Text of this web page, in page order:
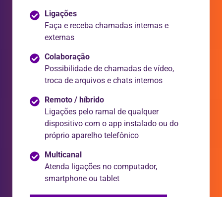
Ligações
Faça e receba chamadas internas e
externas
Colaboração
Possibilidade de chamadas de vídeo,
troca de arquivos e chats internos
Remoto / híbrido
Ligações pelo ramal de qualquer
dispositivo com o app instalado ou do
próprio aparelho telefônico
Multicanal
Atenda ligações no computador,
smartphone ou tablet